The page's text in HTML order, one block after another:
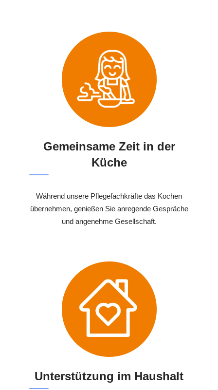
Gemeinsame Zeit in der
Küche
Während unsere Pflegefachkräfte das Kochen
übernehmen, genießen Sie anregende Gespräche
und angenehme Gesellschaft.
Unterstützung im Haushalt